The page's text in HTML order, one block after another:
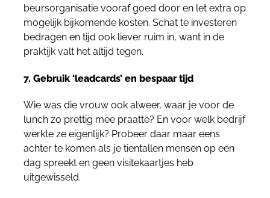
beursorganisatie vooraf goed door en let extra op
mogelijk bijkomende kosten. Schat te investeren
bedragen en tijd ook liever ruim in, want in de
praktijk valt het altijd tegen.
7. Gebruik ‘leadcards’ en bespaar tijd
Wie was die vrouw ook alweer, waar je voor de
lunch zo prettig mee praatte? En voor welk bedrijf
werkte ze eigenlijk? Probeer daar maar eens
achter te komen als je tientallen mensen op een
dag spreekt en geen visitekaartjes heb
uitgewisseld.